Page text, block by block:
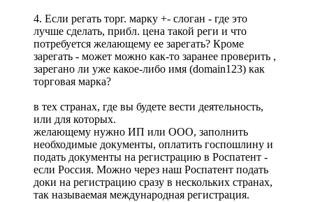
4. Если регать торг. марку +- слоган - где это
лучше сделать, прибл. цена такой реги и что
потребуется желающему ее зарегать? Кроме
зарегать - может можно как-то заранее проверить ,
зарегано ли уже какое-либо имя (domain123) как
торговая марка?
в тех странах, где вы будете вести деятельность,
или для которых.
желающему нужно ИП или ООО, заполнить
необходимые документы, оплатить госпошлину и
подать документы на регистрацию в Роспатент -
если Россия. Можно через наш Роспатент подать
доки на регистрацию сразу в нескольких странах,
так называемая международная регистрация.